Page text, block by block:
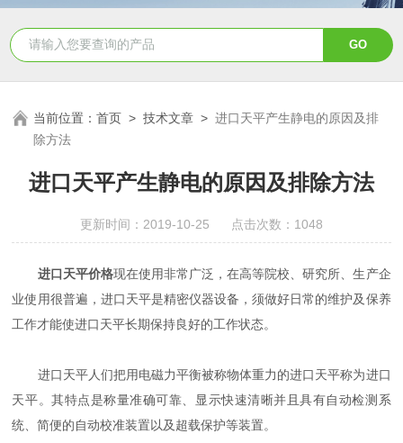
当前位置：首页 >技术文章 >进口天平产生静电的原因及排
除方法
进口天平产生静电的原因及排除方法
更新时间：2019-10-25 点击次数：1048
进口天平价格现在使用非常广泛，在高等院校、研究所、生产企
业使用很普遍，进口天平是精密仪器设备，须做好日常的维护及保养
工作才能使进口天平长期保持良好的工作状态。
进口天平人们把用电磁力平衡被称物体重力的进口天平称为进口
天平。其特点是称量准确可靠、显示快速清晰并且具有自动检测系
统、简便的自动校准装置以及超载保护等装置。